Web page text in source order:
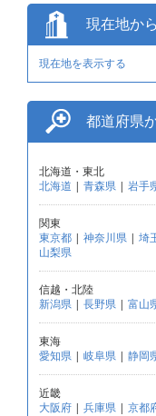
現在地か
現在地を表示する
都道府県
北海道・東北
北海道 | 青森県 | 岩手
関東
東京都 | 神奈川県 | 埼
山梨県
信越・北陸
新潟県 | 長野県 | 富山
東海
愛知県 | 岐阜県 | 静岡
近畿
大阪府 | 兵庫県 | 京都